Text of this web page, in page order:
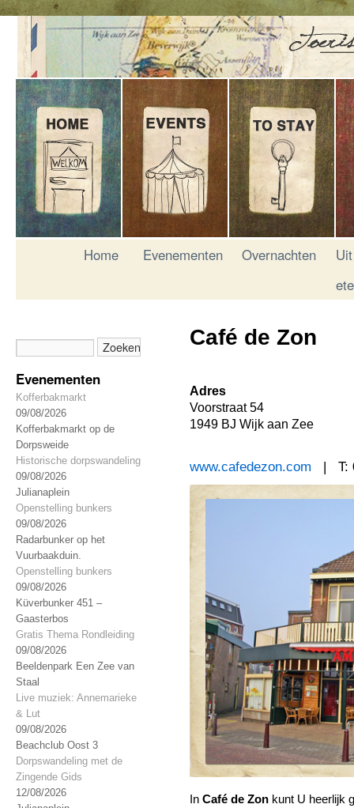
Home Evenementen Overnachten
Uit
Evenementen
Kofferbakmarkt
09/08/2026
Kofferbakmarkt op de
Dorpsweide
Historische dorpswandeling
09/08/2026
Julianaplein
Openstelling bunkers
09/08/2026
Radarbunker op het
Vuurbaakduin.
Openstelling bunkers
09/08/2026
Küverbunker 451 –
Gaasterbos
Gratis Thema Rondleiding
09/08/2026
Beeldenpark Een Zee van
Staal
Live muziek: Annemarieke
& Lut
09/08/2026
Beachclub Oost 3
Dorpswandeling met de
Zingende Gids
12/08/2026
Café de Zon
Adres
Voorstraat 54
1949 BJ Wijk aan Zee
www.cafedezon.com | T:
In Café de Zon kunt U heerlijk